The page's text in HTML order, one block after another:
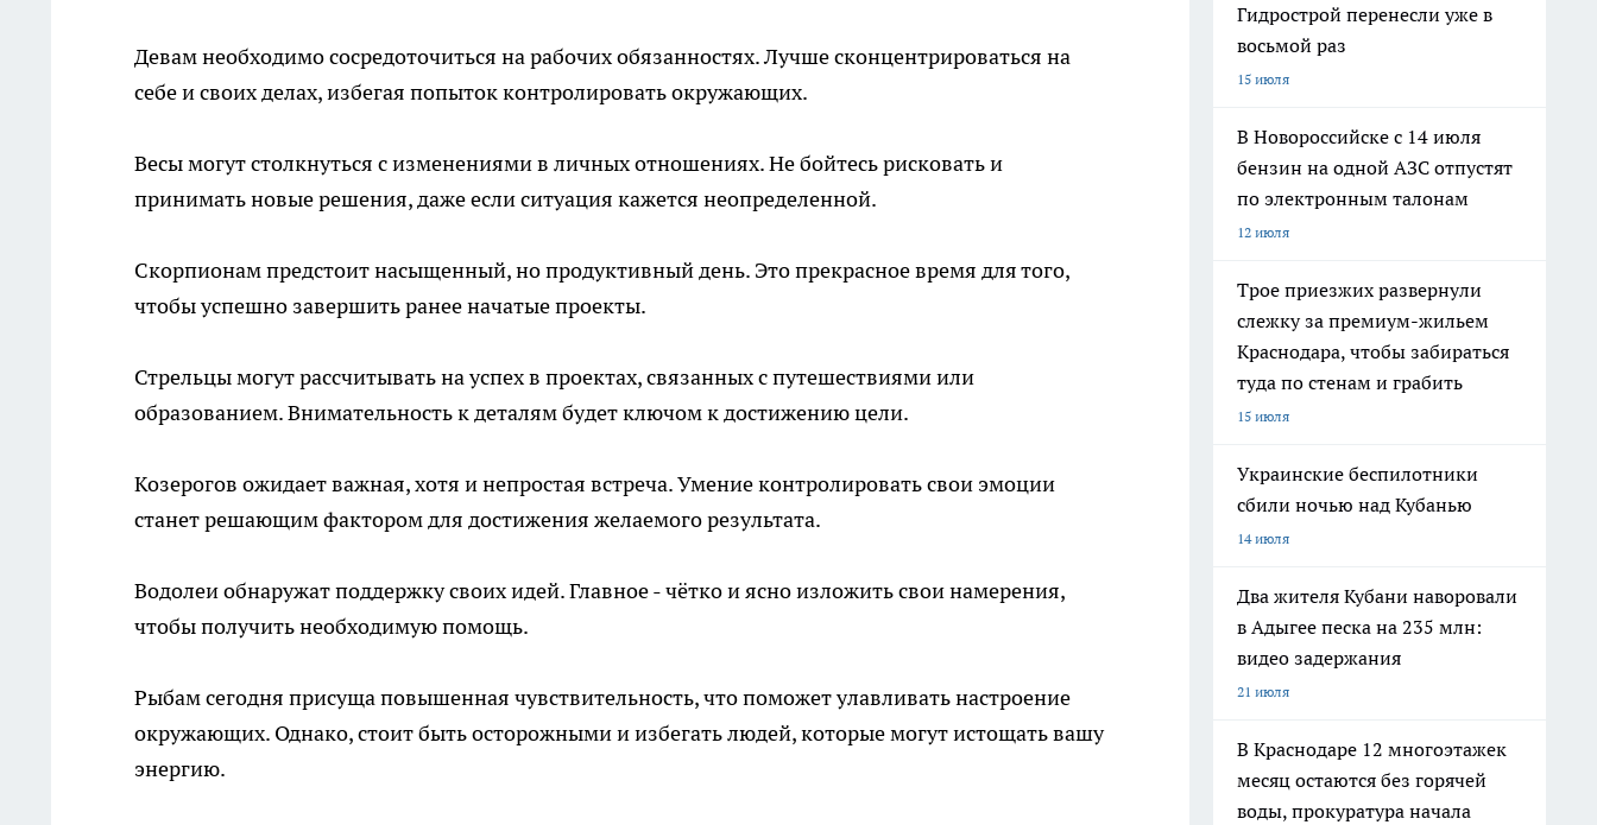
Девам необходимо сосредоточиться на рабочих обязанностях. Лучше сконцентрироваться на
себе и своих делах, избегая попыток контролировать окружающих.
Весы могут столкнуться с изменениями в личных отношениях. Не бойтесь рисковать и
принимать новые решения, даже если ситуация кажется неопределенной.
Скорпионам предстоит насыщенный, но продуктивный день. Это прекрасное время для того,
чтобы успешно завершить ранее начатые проекты.
Стрельцы могут рассчитывать на успех в проектах, связанных с путешествиями или
образованием. Внимательность к деталям будет ключом к достижению цели.
Козерогов ожидает важная, хотя и непростая встреча. Умение контролировать свои эмоции
станет решающим фактором для достижения желаемого результата.
Водолеи обнаружат поддержку своих идей. Главное - чётко и ясно изложить свои намерения,
чтобы получить необходимую помощь.
Рыбам сегодня присуща повышенная чувствительность, что поможет улавливать настроение
окружающих. Однако, стоит быть осторожными и избегать людей, которые могут истощать вашу
энергию.
Гидрострой перенесли уже в
восьмой раз
15 июля
В Новороссийске с 14 июля
бензин на одной АЗС отпустят
по электронным талонам
12 июля
Трое приезжих развернули
слежку за премиум-жильем
Краснодара, чтобы забираться
туда по стенам и грабить
15 июля
Украинские беспилотники
сбили ночью над Кубанью
14 июля
Два жителя Кубани наворовали
в Адыгее песка на 235 млн:
видео задержания
21 июля
В Краснодаре 12 многоэтажек
месяц остаются без горячей
воды, прокуратура начала